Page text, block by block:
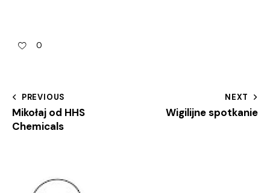
0
PREVIOUS
Mikołaj od HHS
Chemicals
NEXT
Wigilijne spotkanie